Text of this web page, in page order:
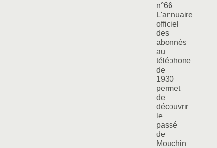
n°66
L'annuaire
officiel
des
abonnés
au
téléphone
de
1930
permet
de
découvrir
le
passé
de
Mouchin